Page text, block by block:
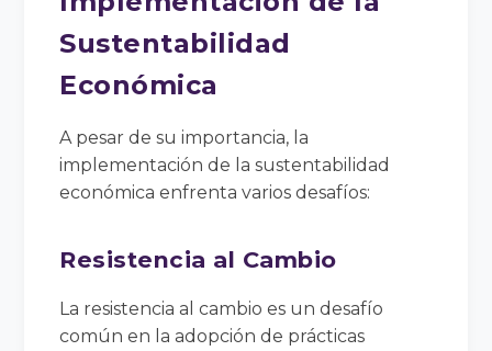
Sustentabilidad
Económica
A pesar de su importancia, la
implementación de la sustentabilidad
económica enfrenta varios desafíos:
Resistencia al Cambio
La resistencia al cambio es un desafío
común en la adopción de prácticas